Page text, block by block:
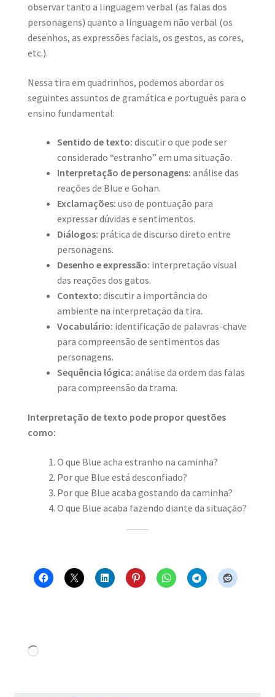
observar tanto a linguagem verbal (as falas dos
personagens) quanto a linguagem não verbal (os
desenhos, as expressões faciais, os gestos, as cores,
etc.).
Nessa tira em quadrinhos, podemos abordar os
seguintes assuntos de gramática e português para o
ensino fundamental:
Sentido de texto: discutir o que pode ser
considerado “estranho” em uma situação.
Interpretação de personagens: análise das
reações de Blue e Gohan.
Exclamações: uso de pontuação para
expressar dúvidas e sentimentos.
Diálogos: prática de discurso direto entre
personagens.
Desenho e expressão: interpretação visual
das reações dos gatos.
Contexto: discutir a importância do
ambiente na interpretação da tira.
Vocabulário: identificação de palavras-chave
para compreensão de sentimentos das
personagens.
Sequência lógica: análise da ordem das falas
para compreensão da trama.
Interpretação de texto pode propor questões
como:
O que Blue acha estranho na caminha?
Por que Blue está desconfiado?
Por que Blue acaba gostando da caminha?
O que Blue acaba fazendo diante da situação?
Carregando...